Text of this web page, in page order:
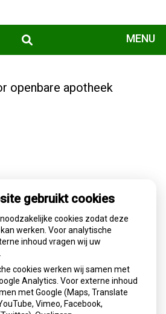
MENU
openbare apotheek
babyvoeding Nestlé:
ziek maken
Little Steps 1 en Alfamino
aanwezigheid van de bacterie
om een voorzorgsmaatregel; er
gemeld. Ouders wordt geadviseerd
en terug te brengen, waarna
gebruikt cookies
cookies zodat deze
werken. Voor analytische
inhoud vragen wij uw
cookies werken wij samen met
Analytics. Voor externe inhoud
met Google (Maps, Translate
Vimeo, Facebook,